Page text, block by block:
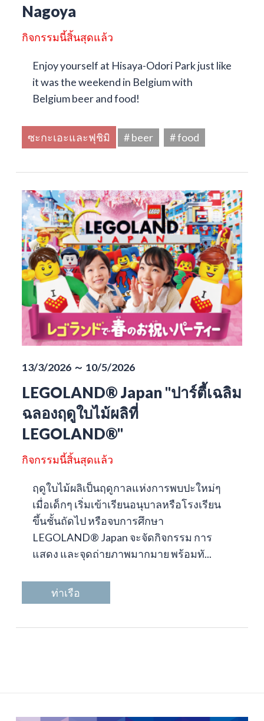
Nagoya
กิจกรรมนี้สิ้นสุดแล้ว
Enjoy yourself at Hisaya-Odori Park just like
it was the weekend in Belgium with
Belgium beer and food!
ซะกะเอะและฟุชิมิ # beer # food
13/3/2026 ～ 10/5/2026
LEGOLAND® Japan "ปาร์ตี้เฉลิม
ฉลองฤดูใบไม้ผลิที่
LEGOLAND®"
กิจกรรมนี้สิ้นสุดแล้ว
ฤดูใบไม้ผลิเป็นฤดูกาลแห่งการพบปะใหม่ๆ
เมื่อเด็กๆ เริ่มเข้าเรียนอนุบาลหรือโรงเรียน
ขึ้นชั้นถัดไป หรือจบการศึกษา
LEGOLAND® Japan จะจัดกิจกรรม การ
แสดง และจุดถ่ายภาพมากมาย พร้อมทั...
ท่าเรือ